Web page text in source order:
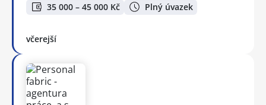
35 000 – 45 000 Kč Plný úvazek
včerejší